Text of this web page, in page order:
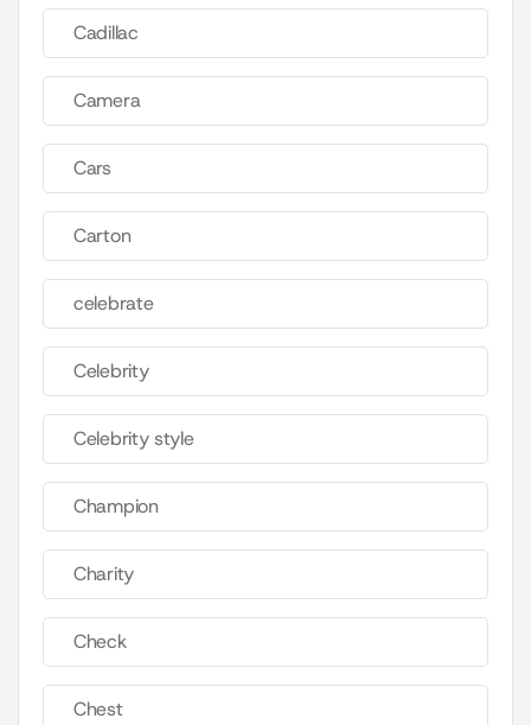
Cadillac
Camera
Cars
Carton
celebrate
Celebrity
Celebrity style
Champion
Charity
Check
Chest